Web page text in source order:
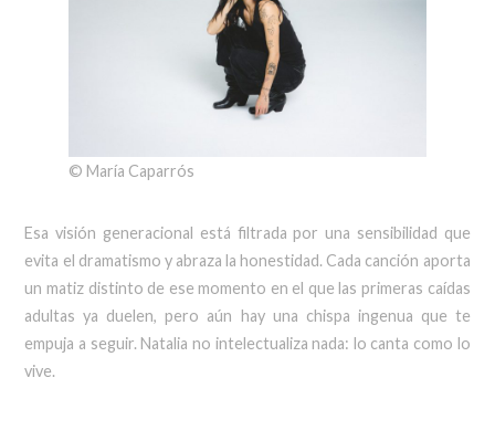
© María Caparrós
Esa visión generacional está filtrada por una sensibilidad que
evita el dramatismo y abraza la honestidad. Cada canción aporta
un matiz distinto de ese momento en el que las primeras caídas
adultas ya duelen, pero aún hay una chispa ingenua que te
empuja a seguir. Natalia no intelectualiza nada: lo canta como lo
vive.